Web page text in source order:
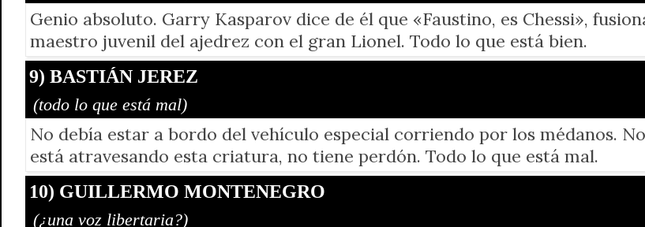
Genio absoluto. Garry Kasparov dice de él que «Faustino, es Chessi»,
maestro juvenil del ajedrez con el gran Lionel. Todo lo que está bien.
9) BASTIÁN JEREZ
(todo lo que está mal)
No debía estar a bordo del vehículo especial corriendo por los médanos.
está atravesando esta criatura, no tiene perdón. Todo lo que está mal.
10) GUILLERMO MONTENEGRO
(¿una voz libertaria?)